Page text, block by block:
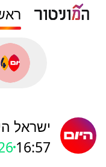
ישראל
16:57
28